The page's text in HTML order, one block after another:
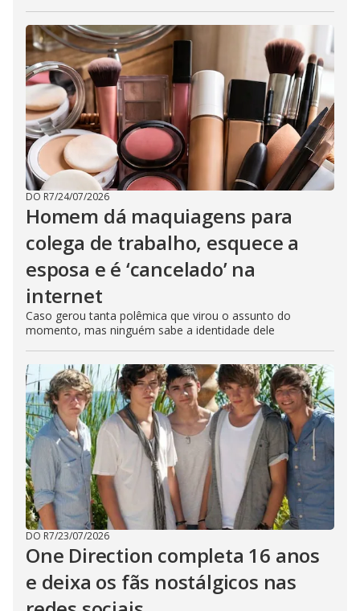
DO R7/24/07/2026
Homem dá maquiagens para
colega de trabalho, esquece a
esposa e é ‘cancelado’ na
internet
Caso gerou tanta polêmica que virou o assunto do
momento, mas ninguém sabe a identidade dele
DO R7/23/07/2026
One Direction completa 16 anos
e deixa os fãs nostálgicos nas